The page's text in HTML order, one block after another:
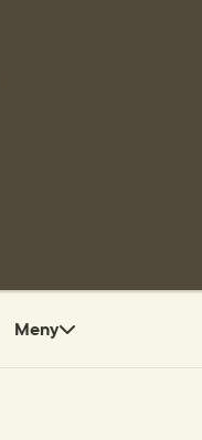
Meny